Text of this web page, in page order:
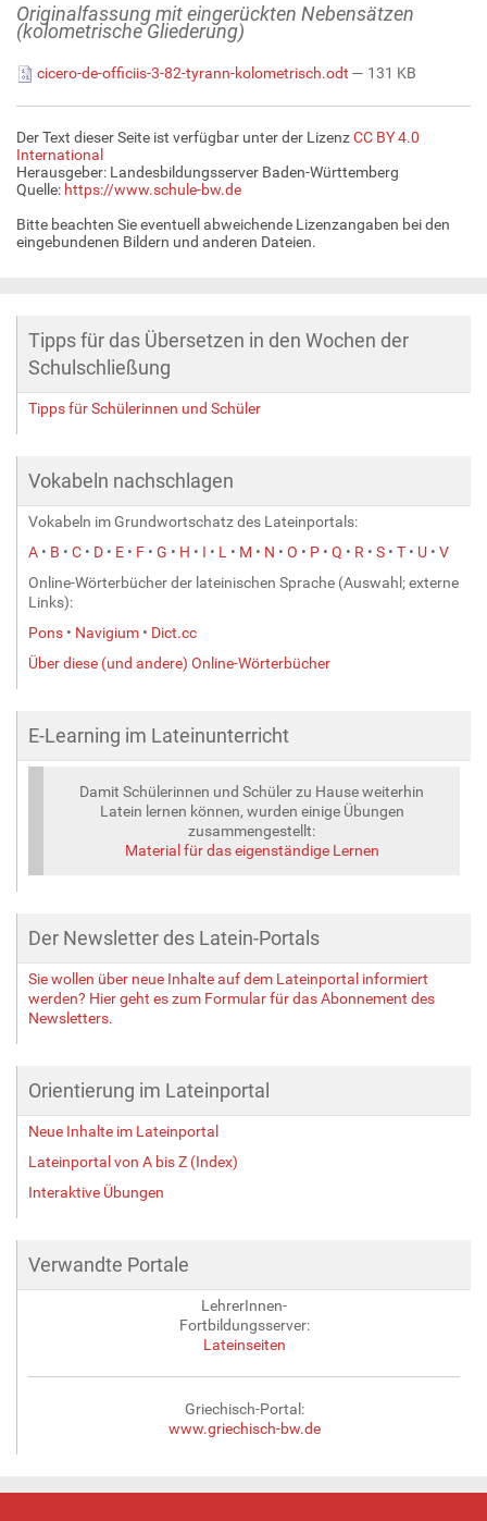
Originalfassung mit eingerückten Nebensätzen
(kolometrische Gliederung)
cicero-de-officiis-3-82-tyrann-kolometrisch.odt — 131 KB
Der Text dieser Seite ist verfügbar unter der LizenzCC BY 4.0
International
Herausgeber: Landesbildungsserver Baden-Württemberg
Quelle: https://www.schule-bw.de
Bitte beachten Sie eventuell abweichende Lizenzangaben bei den
eingebundenen Bildern und anderen Dateien.
Tipps für das Übersetzen in den Wochen der
Schulschließung
Tipps für Schülerinnen und Schüler
Vokabeln nachschlagen
Vokabeln im Grundwortschatz des Lateinportals:
A • B • C • D • E • F • G • H • I • L • M • N • O • P • Q • R • S • T • U • V
Online-Wörterbücher der lateinischen Sprache (Auswahl; externe
Links):
Pons • Navigium • Dict.cc
Über diese (und andere) Online-Wörterbücher
E-Learning im Lateinunterricht
Damit Schülerinnen und Schüler zu Hause weiterhin
Latein lernen können, wurden einige Übungen
zusammengestellt:
Material für das eigenständige Lernen
Der Newsletter des Latein-Portals
Sie wollen über neue Inhalte auf dem Lateinportal informiert
werden? Hier geht es zum Formular für das Abonnement des
Newsletters.
Orientierung im Lateinportal
Neue Inhalte im Lateinportal
Lateinportal von A bis Z (Index)
Interaktive Übungen
Verwandte Portale
LehrerInnen-
Fortbildungsserver:
Lateinseiten
Griechisch-Portal:
www.griechisch-bw.de